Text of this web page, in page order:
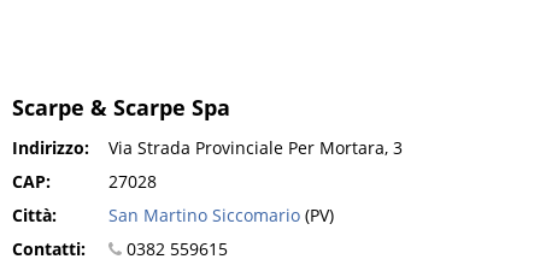
Scarpe & Scarpe Spa
Indirizzo:
Via Strada Provinciale Per Mortara, 3
CAP:
27028
Città:
San Martino Siccomario (PV)
Contatti:
0382 559615